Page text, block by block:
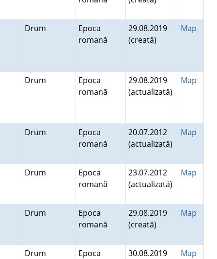
Drum
Epoca
romană
29.08.2019
(creată)
Map
Drum
Epoca
romană
29.08.2019
(actualizată)
Map
Drum
Epoca
romană
20.07.2012
(actualizată)
Map
Drum
Epoca
romană
23.07.2012
(actualizată)
Map
Drum
Epoca
romană
29.08.2019
(creată)
Map
Drum
Epoca
30.08.2019
Map